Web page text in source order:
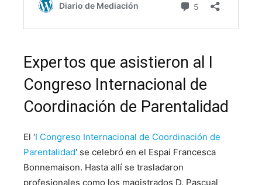
Expertos que asistieron al I
Congreso Internacional de
Coordinación de Parentalidad
El ‘I Congreso Internacional de Coordinación de
Parentalidad‘ se celebró en el Espai Francesca
Bonnemaison. Hasta allí se trasladaron
profesionales como los magistrados D. Pascual